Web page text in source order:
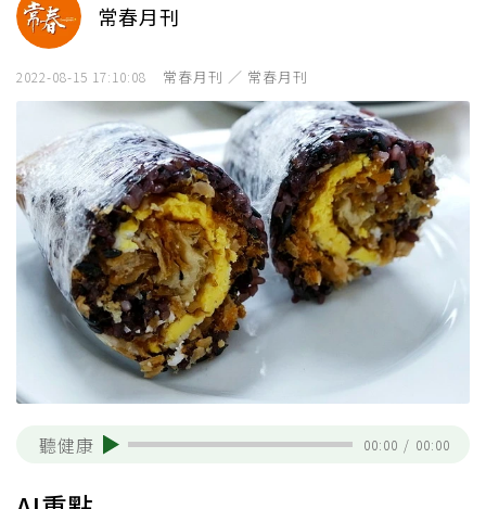
常春月刊
2022-08-15 17:10:08 常春月刊 ／ 常春月刊
聽健康 00:00 / 00:00